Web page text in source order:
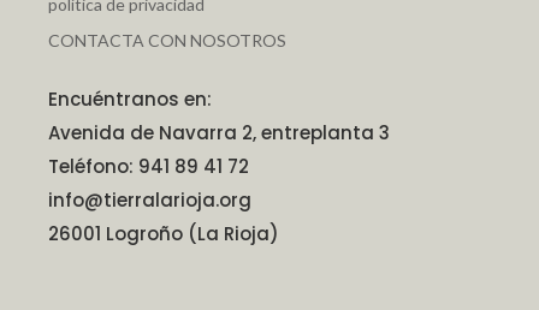
CONTACTA CON NOSOTROS
Encuéntranos en:
Avenida de Navarra 2, entreplanta 3
Teléfono: 941 89 41 72
info@tierralarioja.org
26001 Logroño (La Rioja)